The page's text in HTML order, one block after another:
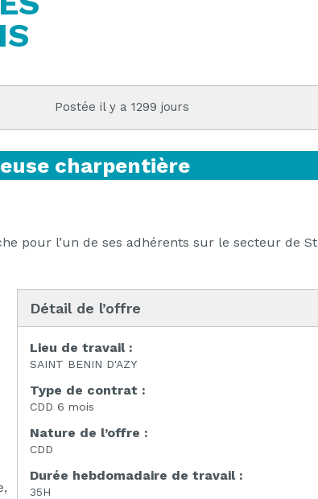
Postée il y a 1299 jours
charpentière
pour l’un de ses adhérents sur le secteur de St
Détail de l’offre
Lieu de travail :
SAINT BENIN D'AZY
Type de contrat :
CDD 6 mois
Nature de l’offre :
CDD
Durée hebdomadaire de travail :
35H